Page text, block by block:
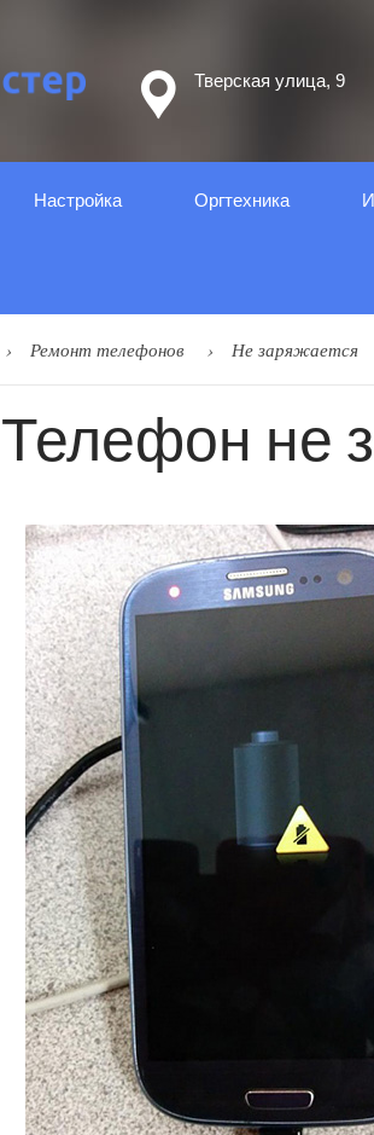
Тверская улица, 9
Настройка Оргтеxника
Ремонт телефонов Не заряжается
Телефон не